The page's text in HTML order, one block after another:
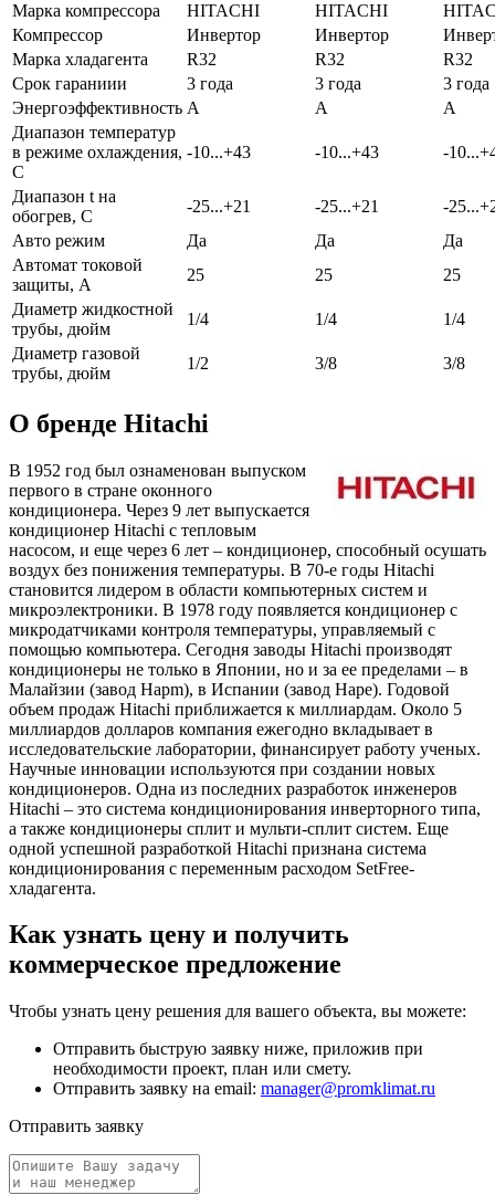
Марка компрессора
HITACHI HITACHI
Компрессор
Инвертор Инвертор
Марка хладагента
R32 R32
R32
Срок гараниии
3 года 3 года
3 года
Энергоэффективность A A
A
Диапазон температур
в режиме охлаждения,
С
-10...+43 -10...+43 -
Диапазон t на
обогрев, С
-25...+21 -25...+21
-
Авто режим
Да Да
Да
Автомат токовой
защиты, А
25 25
25
Диаметр жидкостной
трубы, дюйм
1/4 1/4
1/4
Диаметр газовой
трубы, дюйм
1/2 3/8 3/8
О бренде Hitachi
В 1952 год был ознаменован выпуском
первого в стране оконного
кондиционера. Через 9 лет выпускается
кондиционер Hitachi с тепловым
насосом, и еще через 6 лет – кондиционер, способный осушать
воздух без понижения температуры. В 70-е годы Hitachi
становится лидером в области компьютерных систем и
микроэлектроники. В 1978 году появляется кондиционер с
микродатчиками контроля температуры, управляемый с
помощью компьютера. Сегодня заводы Hitachi производят
кондиционеры не только в Японии, но и за ее пределами – в
Малайзии (завод Hapm), в Испании (завод Hape). Годовой
объем продаж Hitachi приближается к миллиардам. Около 5
миллиардов долларов компания ежегодно вкладывает в
исследовательские лаборатории, финансирует работу ученых.
Научные инновации используются при создании новых
кондиционеров. Одна из последних разработок инженеров
Hitachi – это система кондиционирования инверторного типа,
а также кондиционеры сплит и мульти-сплит систем. Еще
одной успешной разработкой Hitachi признана система
кондиционирования с переменным расходом SetFree-
хладагента.
Как узнать цену и получить
коммерческое предложение
Чтобы узнать цену решения для вашего объекта, вы можете:
Отправить быструю заявку ниже, приложив при
необходимости проект, план или смету.
Отправить заявку на email: manager@promklimat.ru
Отправить заявку